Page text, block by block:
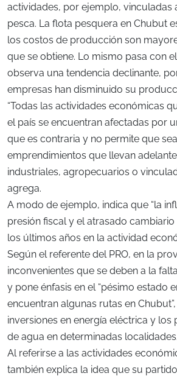
actividades, por ejemplo, vinculadas
pesca. La flota pesquera en Chubut
los costos de producción son
que se obtiene. Lo mismo pasa con
observa una tendencia declinante,
empresas han disminuido su
“Todas las actividades económicas
el país se encuentran afectadas por
que es contraria y no permite que
emprendimientos que llevan
industriales, agropecuarios o
agrega.
A modo de ejemplo, indica que “la
presión fiscal y el atrasado
los últimos años en la actividad
Según el referente del PRO, en la
inconvenientes que se deben a la
y pone énfasis en el “pésimo estado
encuentran algunas rutas en
inversiones en energía eléctrica y los
de agua en determinadas localidades.
Al referirse a las actividades
también explica la idea que su